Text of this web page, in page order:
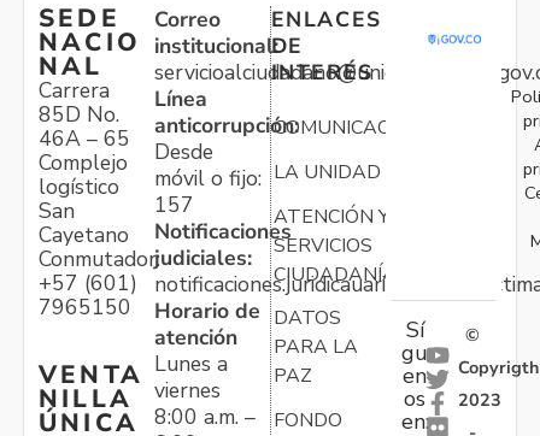
SEDE
NACIO
NAL
Carrera
85D No.
46A – 65
Complejo
logístico
San
Cayetano
Conmutador:
+57 (601)
7965150
VENTA
NILLA
ÚNICA
Correo
institucional:
Línea
anticorrupción:
Desde
móvil o fijo:
157
Notificaciones
judiciales:
Horario de
atención
Lunes a
viernes
8:00 a.m. –
ENLACES
DE
INTERÉS
COMUNICACIONES
LA UNIDAD
ATENCIÓN Y
SERVICIOS
CIUDADANÍA
DATOS
PARA LA
PAZ
FONDO
Sí
gu
en
os
en:
©
Copyrigth
2023